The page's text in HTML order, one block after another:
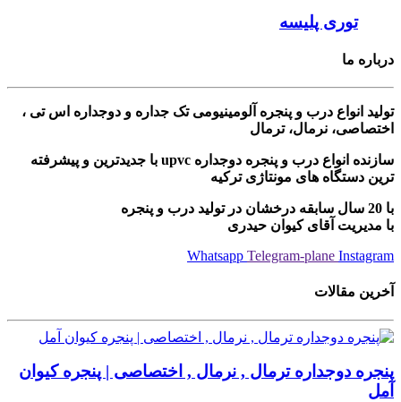
توری پلیسه
درباره ما
تولید انواع درب و پنجره آلومینیومی تک جداره و دوجداره اس تی ،
اختصاصی، نرمال، ترمال
سازنده انواع درب و پنجره دوجداره upvc با جدیدترین و پیشرفته
ترین دستگاه های مونتاژی ترکیه
با 20 سال سابقه درخشان در تولید درب و پنجره
با مدیریت آقای کیوان حیدری
Whatsapp Telegram-plane Instagram
آخرین مقالات
پنجره دوجداره ترمال , نرمال , اختصاصی | پنجره کیوان
آمل